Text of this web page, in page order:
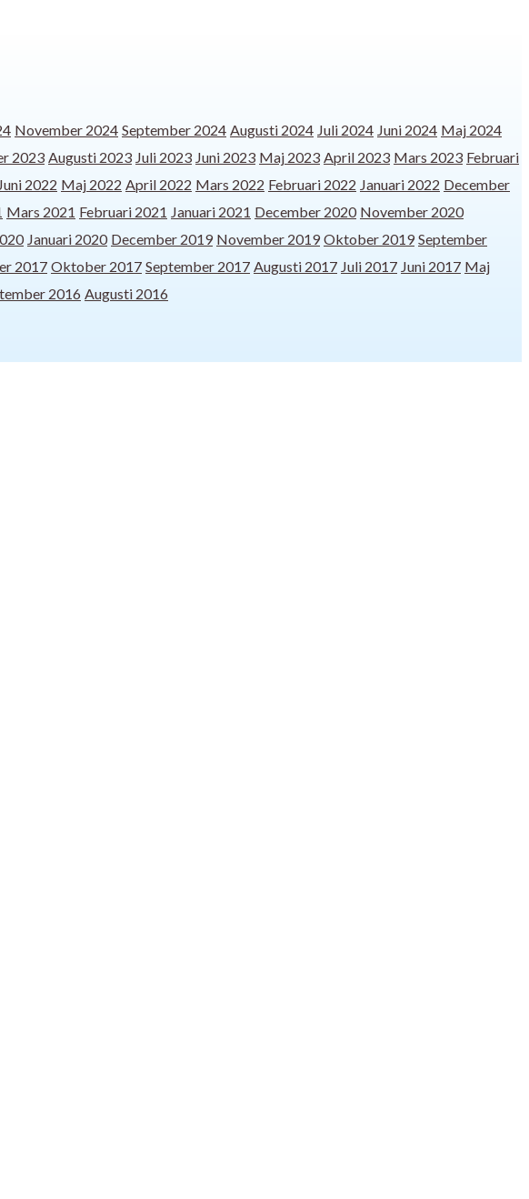
November 2024 September 2024 Augusti 2024 Juli 2024 Juni 2024 Maj 2024
2023 Augusti 2023 Juli 2023 Juni 2023 Maj 2023 April 2023 Mars 2023 Februari
Juni 2022 Maj 2022 April 2022 Mars 2022 Februari 2022 Januari 2022 December
Mars 2021 Februari 2021 Januari 2021 December 2020 November 2020
Januari 2020 December 2019 November 2019 Oktober 2019 September
2017 Oktober 2017 September 2017 Augusti 2017 Juli 2017 Juni 2017 Maj
2016 Augusti 2016